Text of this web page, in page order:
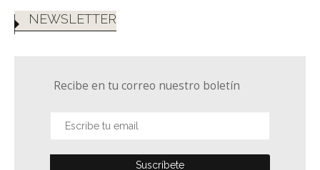
NEWSLETTER
Recibe en tu correo nuestro boletín